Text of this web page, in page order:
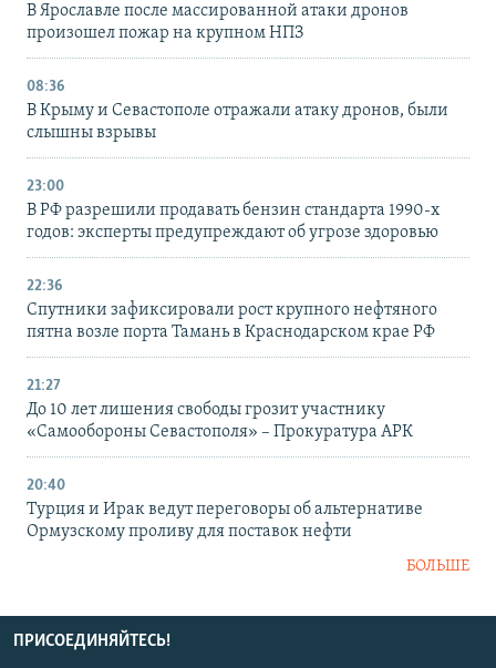
В Ярославле после массированной атаки дронов
произошел пожар на крупном НПЗ
08:36
В Крыму и Севастополе отражали атаку дронов, были
слышны взрывы
23:00
В РФ разрешили продавать бензин стандарта 1990-х
годов: эксперты предупреждают об угрозе здоровью
22:36
Спутники зафиксировали рост крупного нефтяного
пятна возле порта Тамань в Краснодарском крае РФ
21:27
До 10 лет лишения свободы грозит участнику
«Самообороны Севастополя» – Прокуратура АРК
20:40
Турция и Ирак ведут переговоры об альтернативе
Ормузскому проливу для поставок нефти
БОЛЬШЕ
ПРИСОЕДИНЯЙТЕСЬ!